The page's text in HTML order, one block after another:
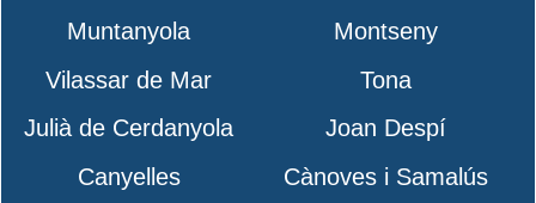
Muntanyola
Montseny
Vilassar de Mar
Tona
Julià de Cerdanyola
Joan Despí
Canyelles
Cànoves i Samalús